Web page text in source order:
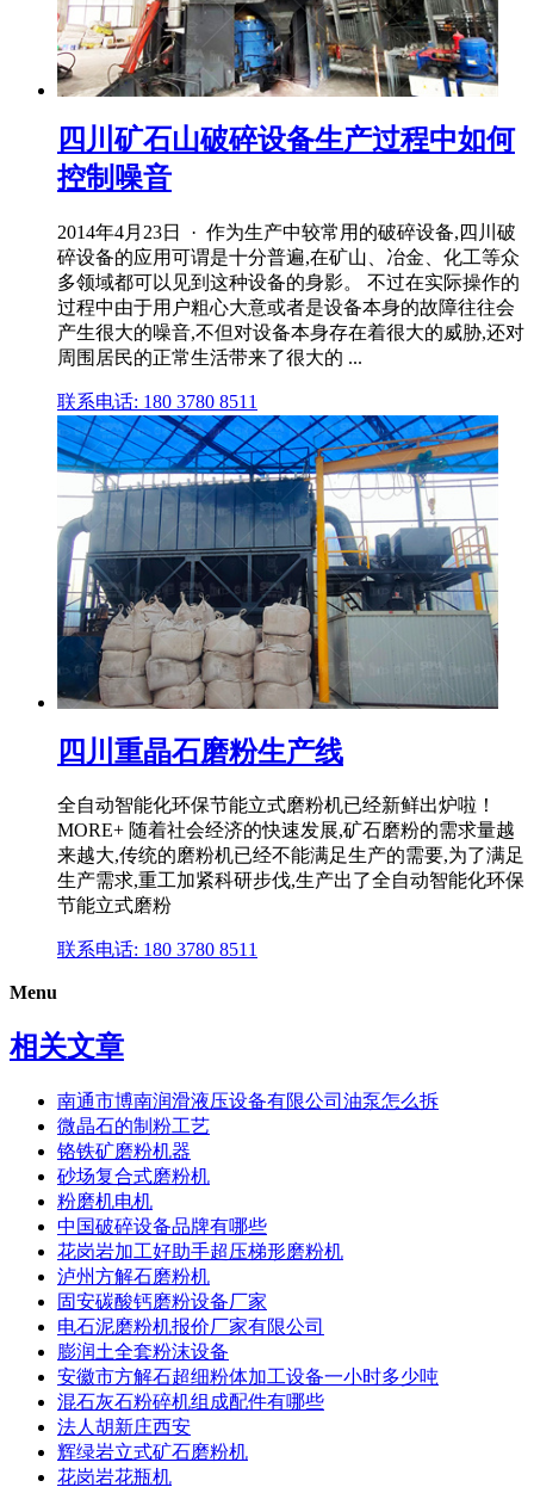
四川矿石山破碎设备生产过程中如何
控制噪音
2014年4月23日 · 作为生产中较常用的破碎设备,四川破
碎设备的应用可谓是十分普遍,在矿山、冶金、化工等众
多领域都可以见到这种设备的身影。 不过在实际操作的
过程中由于用户粗心大意或者是设备本身的故障往往会
产生很大的噪音,不但对设备本身存在着很大的威胁,还对
周围居民的正常生活带来了很大的 ...
联系电话: 180 3780 8511
四川重晶石磨粉生产线
全自动智能化环保节能立式磨粉机已经新鲜出炉啦！
MORE+ 随着社会经济的快速发展,矿石磨粉的需求量越
来越大,传统的磨粉机已经不能满足生产的需要,为了满足
生产需求,重工加紧科研步伐,生产出了全自动智能化环保
节能立式磨粉
联系电话: 180 3780 8511
Menu
相关文章
南通市博南润滑液压设备有限公司油泵怎么拆
微晶石的制粉工艺
铬铁矿磨粉机器
砂场复合式磨粉机
粉磨机电机
中国破碎设备品牌有哪些
花岗岩加工好助手超压梯形磨粉机
泸州方解石磨粉机
固安碳酸钙磨粉设备厂家
电石泥磨粉机报价厂家有限公司
膨润土全套粉沫设备
安徽市方解石超细粉体加工设备一小时多少吨
混石灰石粉碎机组成配件有哪些
法人胡新庄西安
辉绿岩立式矿石磨粉机
花岗岩花瓶机